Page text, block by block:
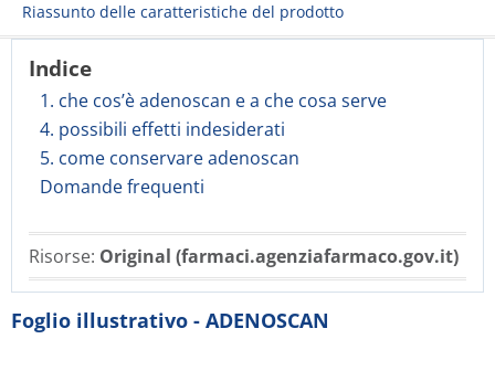
Riassunto delle caratteristiche del prodotto
Indice
1. che cos’è adenoscan e a che cosa serve
4. possibili effetti indesiderati
5. come conservare adenoscan
Domande frequenti
Risorse: Original (farmaci.agenziafarmaco.gov.it)
Foglio illustrativo - ADENOSCAN